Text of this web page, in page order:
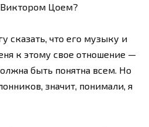
Цоем?
сказать, что его музыку и
к этому свое отношение —
быть понятна всем. Но
значит, понимали, я